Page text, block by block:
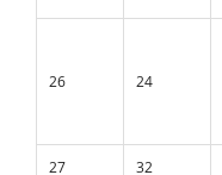
26 24
27 32